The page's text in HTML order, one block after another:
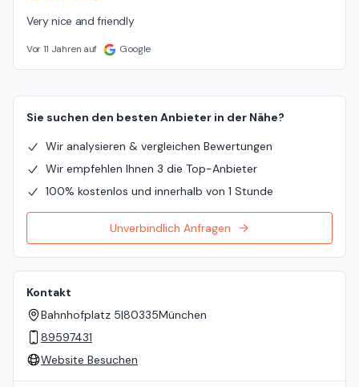
Very nice and friendly
Vor 11 Jahren auf Google
Sie suchen den besten Anbieter in der Nähe?
Wir analysieren & vergleichen Bewertungen
Wir empfehlen Ihnen 3 die Top-Anbieter
100% kostenlos und innerhalb von 1 Stunde
Unverbindlich Anfragen
Kontakt
Bahnhofplatz 5|80335München
89597431
Website Besuchen